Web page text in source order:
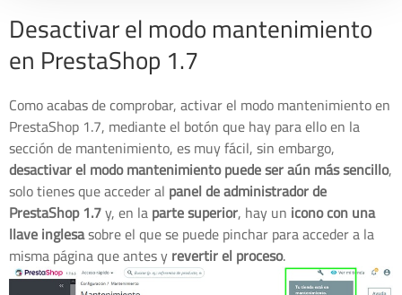
Desactivar el modo mantenimiento
en PrestaShop 1.7
Como acabas de comprobar, activar el modo mantenimiento en
PrestaShop 1.7, mediante el botón que hay para ello en la
sección de mantenimiento, es muy fácil, sin embargo,
desactivar el modo mantenimiento puede ser aún más sencillo,
solo tienes que acceder al panel de administrador de
PrestaShop 1.7y, en laparte superior, hay un icono con una
llave inglesasobre el que se puede pinchar para acceder a la
misma página que antes yrevertir el proceso.